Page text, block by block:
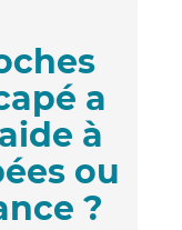
a
à
ou
?